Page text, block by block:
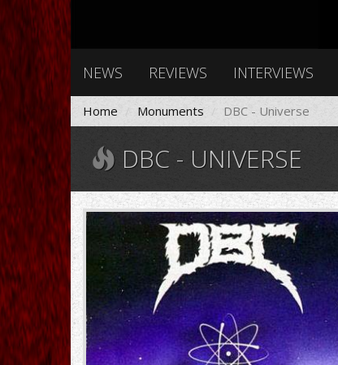
NEWS REVIEWS INTERVIEWS
Home Monuments DBC - Universe
DBC - UNIVERSE
8338.jpg